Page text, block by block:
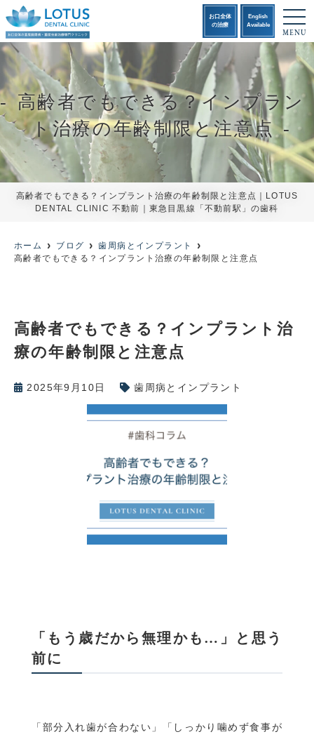
高齢者でもできる？インプラン
ト治療の年齢制限と注意点
高齢者でもできる？インプラント治療の年齢制限と注意点｜LOTUS
DENTAL CLINIC 不動前｜東急目黒線「不動前駅」の歯科
お口全体
の治療
English
Available
t
o
g
g
l
e
v
i
a
t
o
n
MENU
ホーム ブログ
歯周病とインプラント
高齢者でもできる？インプラント治療の年齢制限と注意点
高齢者でもできる？インプラント治
療の年齢制限と注意点
2025年9月10日 歯周病とインプラント
「もう歳だから無理かも…」と思う
前に
「部分入れ歯が合わない」「しっかり噛めず食事が